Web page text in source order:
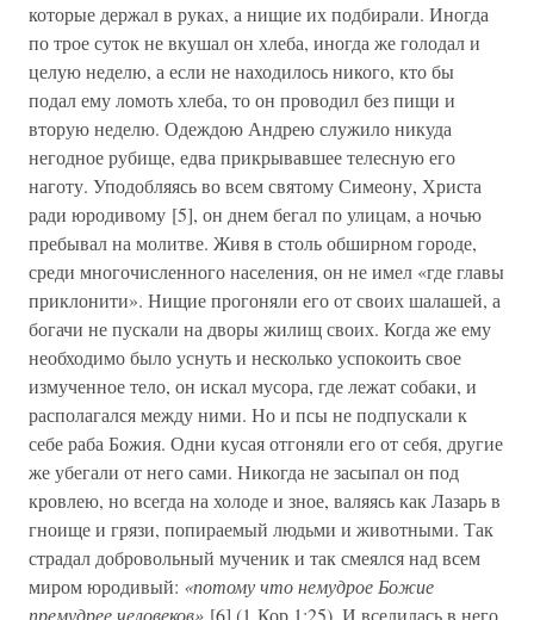
которые держал в руках, а нищие их подбирали. Иногда
по трое суток не вкушал он хлеба, иногда же голодал и
целую неделю, а если не находилось никого, кто бы
подал ему ломоть хлеба, то он проводил без пищи и
вторую неделю. Одеждою Андрею служило никуда
негодное рубище, едва прикрывавшее телесную его
наготу. Уподобляясь во всем святому Симеону, Христа
ради юродивому [5], он днем бегал по улицам, а ночью
пребывал на молитве. Живя в столь обширном городе,
среди многочисленного населения, он не имел «где главы
приклонити». Нищие прогоняли его от своих шалашей, а
богачи не пускали на дворы жилищ своих. Когда же ему
необходимо было уснуть и несколько успокоить свое
измученное тело, он искал мусора, где лежат собаки, и
располагался между ними. Но и псы не подпускали к
себе раба Божия. Одни кусая отгоняли его от себя, другие
же убегали от него сами. Никогда не засыпал он под
кровлею, но всегда на холоде и зное, валяясь как Лазарь в
гноище и грязи, попираемый людьми и животными. Так
страдал добровольный мученик и так смеялся над всем
миром юродивый: «потому что немудрое Божие
премудрее человеков» [6] (1 Кор.1:25). И вселилась в него